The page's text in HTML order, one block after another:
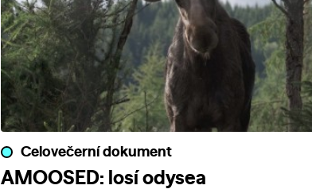
Celovečerní dokument
AMOOSED: losí odysea